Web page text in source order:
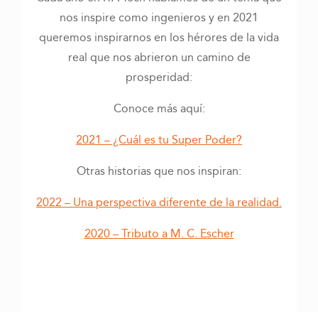
nos inspire como ingenieros y en 2021
queremos inspirarnos en los hérores de la vida
real que nos abrieron un camino de
prosperidad:
Conoce más aquí:
2021 – ¿Cuál es tu Super Poder?
Otras historias que nos inspiran:
2022 – Una perspectiva diferente de la realidad.
2020 – Tributo a M. C. Escher